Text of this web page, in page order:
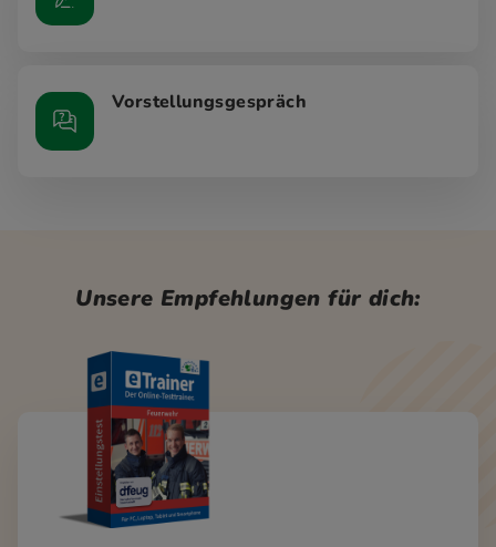
Vorstellungsgespräch
Unsere Empfehlungen für dich: